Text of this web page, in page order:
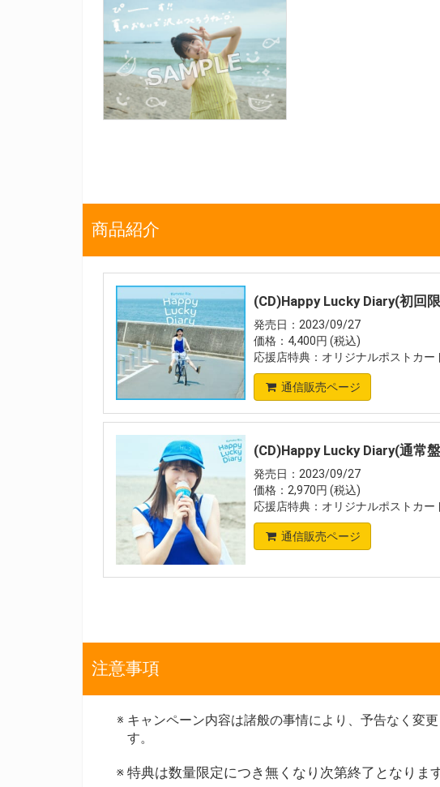
商品紹介
(CD)Happy Lucky Diary(初回
発売日：2023/09/27
価格：4,400円 (税込)
応援店特典：オリジナルポストカー
通信販売ページ
(CD)Happy Lucky Diary(通常
発売日：2023/09/27
価格：2,970円 (税込)
応援店特典：オリジナルポストカー
通信販売ページ
注意事項
キャンペーン内容は諸般の事情により、予告なく変
す。
特典は数量限定につき無くなり次第終了となります